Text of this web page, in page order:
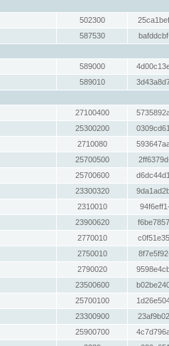
502300
587530
589000
589010
27100400
25300200
2710080
25700500
25700600
23300320
2310010
23900620
2770010
2750010
2790020
23500600
25700100
23300900
25900700